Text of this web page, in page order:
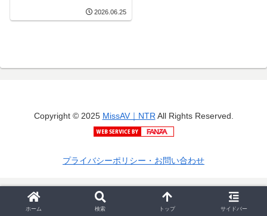
新入社員の退職届に書か
れた想定外のNTR話 北条
2026.06.25
Copyright © 2025 MissAV｜NTRAll Rights Reserved.
プライバシーポリシー・お問い合わせ
ホーム 検索 トップ サイドバー